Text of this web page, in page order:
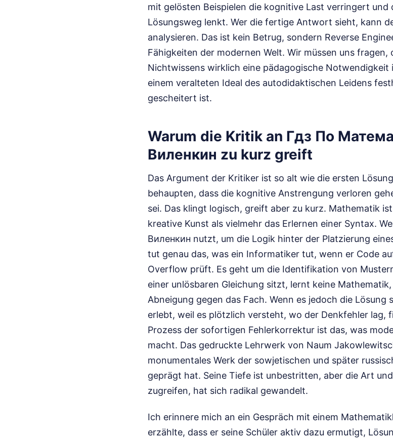
mit gelösten Beispielen die kognitive Last verringert und
Lösungsweg lenkt. Wer die fertige Antwort sieht, kann
analysieren. Das ist kein Betrug, sondern Reverse
Fähigkeiten der modernen Welt. Wir müssen uns fragen,
Nichtwissens wirklich eine pädagogische
einem veralteten Ideal des autodidaktischen Leidens
gescheitert ist.
Warum die Kritik an Гдз По
Виленкин zu kurz greift
Das Argument der Kritiker ist so alt wie die ersten
behaupten, dass die kognitive Anstrengung verloren
sei. Das klingt logisch, greift aber zu kurz. Mathematik
kreative Kunst als vielmehr das Erlernen einer Syntax.
Виленкин nutzt, um die Logik hinter der Platzierung
tut genau das, was ein Informatiker tut, wenn er Code
Overflow prüft. Es geht um die Identifikation von
einer unlösbaren Gleichung sitzt, lernt keine
Abneigung gegen das Fach. Wenn es jedoch die Lösung
erlebt, weil es plötzlich versteht, wo der Denkfehler lag,
Prozess der sofortigen Fehlerkorrektur ist das, was
macht. Das gedruckte Lehrwerk von Naum
monumentales Werk der sowjetischen und später
geprägt hat. Seine Tiefe ist unbestritten, aber die Art
zugreifen, hat sich radikal gewandelt.
Ich erinnere mich an ein Gespräch mit einem
erzählte, dass er seine Schüler aktiv dazu ermutigt,